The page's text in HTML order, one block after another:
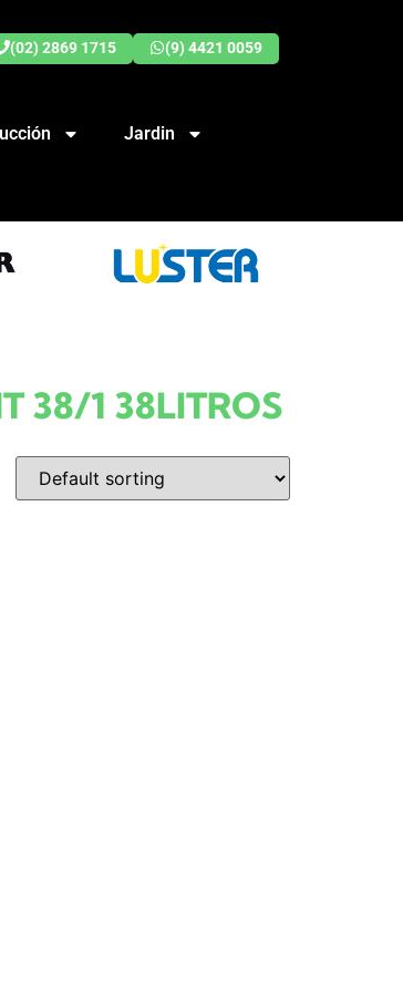
(02) 2869 1715 (9) 4421 0059
Jardin
38/1 38LITROS